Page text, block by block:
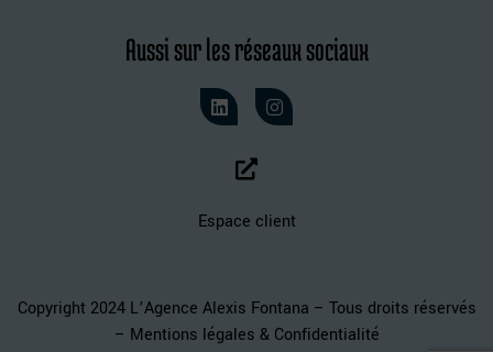
Aussi sur les réseaux sociaux
Espace client
Copyright 2024 L’Agence Alexis Fontana – Tous droits réservés
– Mentions légales & Confidentialité